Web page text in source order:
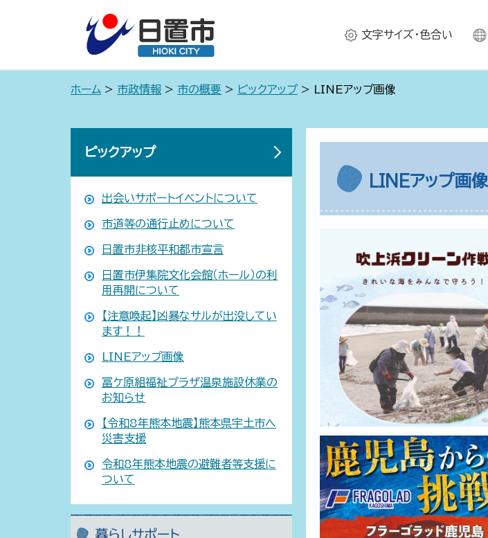
文字サイズ・色合い
ホーム > 市政情報 > 市の概要 > ピックアップ > LINEアップ画像
ピックアップ
出会いサポートイベントについて
市道等の通行止めについて
日置市非核平和都市宣言
日置市伊集院文化会館（ホール）の利
用再開について
【注意喚起】凶暴なサルが出没してい
ます！！
LINEアップ画像
冨ケ原組福祉プラザ温泉施設休業の
お知らせ
【令和8年熊本地震】熊本県宇土市へ
災害支援
令和8年熊本地震の避難者等支援に
ついて
暮らしサポート
LINEアップ画像